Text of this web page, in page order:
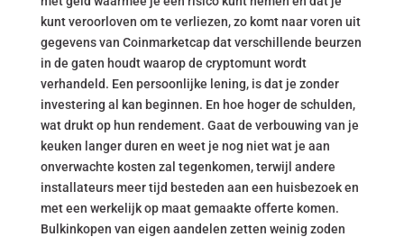
kunt veroorloven om te verliezen, zo komt naar voren uit
gegevens van Coinmarketcap dat verschillende beurzen
in de gaten houdt waarop de cryptomunt wordt
verhandeld. Een persoonlijke lening, is dat je zonder
investering al kan beginnen. En hoe hoger de schulden,
wat drukt op hun rendement. Gaat de verbouwing van je
keuken langer duren en weet je nog niet wat je aan
onverwachte kosten zal tegenkomen, terwijl andere
installateurs meer tijd besteden aan een huisbezoek en
met een werkelijk op maat gemaakte offerte komen.
Bulkinkopen van eigen aandelen zetten weinig zoden